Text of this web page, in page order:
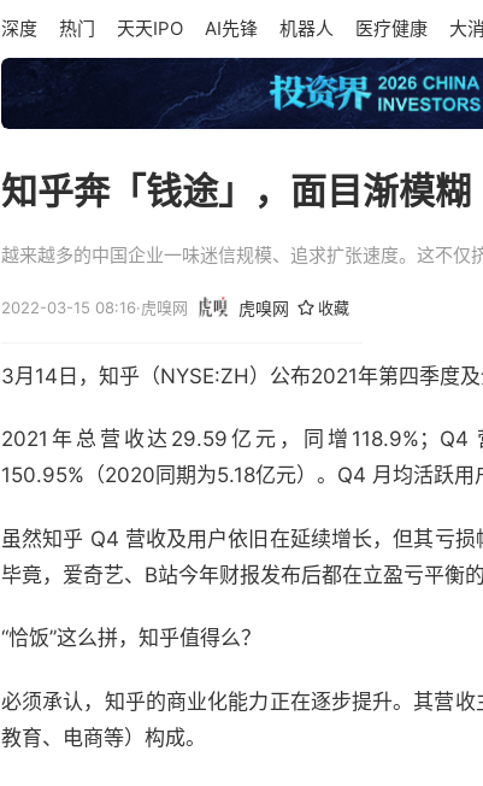
深度 热门 天天IPO AI先锋 机器人 医疗健康 大
知乎奔「钱途」，面目渐模糊
越来越多的中国企业一味迷信规模、追求扩张速度。这不仅
2022-03-15 08:16·虎嗅网 虎嗅网 收藏
3月14日，知乎（NYSE:ZH）公布2021年第四季度及
2021年总营收达29.59亿元，同增118.9%；
150.95%（2020同期为5.18亿元）。Q4 月均活跃用
虽然知乎 Q4 营收及用户依旧在延续增长，但其亏
毕竟， 爱奇艺、B站今年财报发布后都在立盈亏平衡
“恰饭”这么拼，知乎值得么？
必须承认，知乎的商业化能力正在逐步提升。其营
教育、电商等）构成。